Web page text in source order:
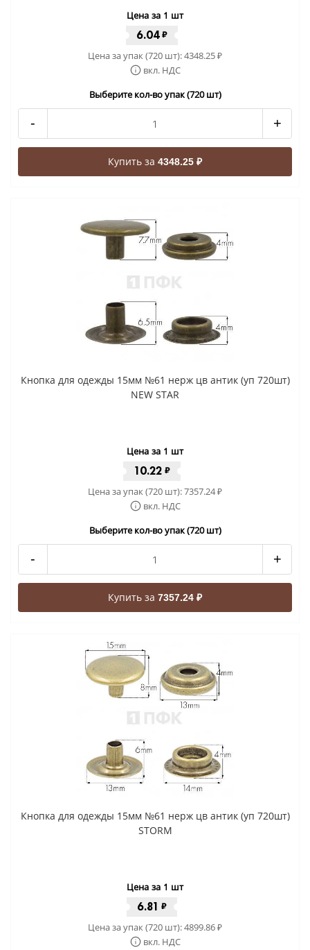
Цена за 1 шт
6.04 ₽
Цена за упак (720 шт):4348.25₽
вкл. НДС
Выберите кол-во упак (720 шт)
- +
Купить за 4348.25 ₽
Кнопка для одежды 15мм №61 нерж цв антик (уп 720шт)
NEW STAR
Цена за 1 шт
10.22 ₽
Цена за упак (720 шт):7357.24₽
вкл. НДС
Выберите кол-во упак (720 шт)
- +
Купить за 7357.24 ₽
Кнопка для одежды 15мм №61 нерж цв антик (уп 720шт)
STORM
Цена за 1 шт
6.81 ₽
Цена за упак (720 шт):4899.86₽
вкл. НДС